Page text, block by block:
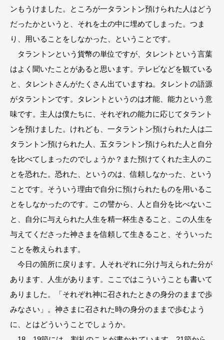
ンもうけました。ところが一タラントン預けられた人はどう
だったかというと、それを土の中に埋めてしまった。つま
り、用いることをしなかった、ということです。
タラントンという貨幣の単位ですが、タレントという言葉
はよく聞いたことがあると思います。テレビなどを観ている
と、タレントさんがたくさん出ていますね。タレントの語源
がタラントンです。タレントというのは才能、能力という意
味です。主人は僕たちに、それぞれの能力に応じてタラント
ンを預けました。けれども、一タラントン預けられた人は二
タラントン預けられた人、五タラントン預けられた人と自分
を比べてしまったのでしょうか？また預けてくれた主人のこ
とを恐れた。恐れた、というのは、信頼しなかった、という
ことです。そういう理由で自分に預けられたものを用いるこ
とをしなかったのです。この譬から、人と自分を比べないこ
と、自分に与えられた人生を精一杯生きること、この人生を
与えてくださった神さまを信頼して生きること、そういった
ことを教えられます。
今日の箇所に戻ります。人それぞれに分け与えられた分が
あります、人生があります。ここではこういうことも書いて
ありました。「それぞれ神に召されたときの身分のままで歩
みなさい」。神さまに召された時の身分のままで歩むよう
に、とはどういうことでしょうか。